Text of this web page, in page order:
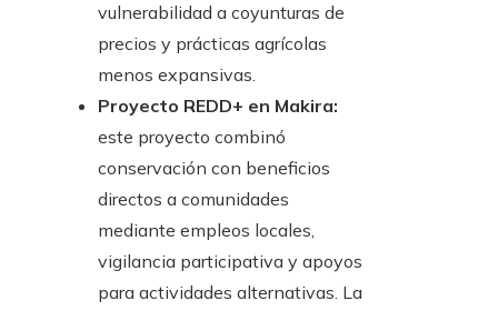
vulnerabilidad a coyunturas de
precios y prácticas agrícolas
menos expansivas.
Proyecto REDD+ en Makira:
este proyecto combinó
conservación con beneficios
directos a comunidades
mediante empleos locales,
vigilancia participativa y apoyos
para actividades alternativas. La